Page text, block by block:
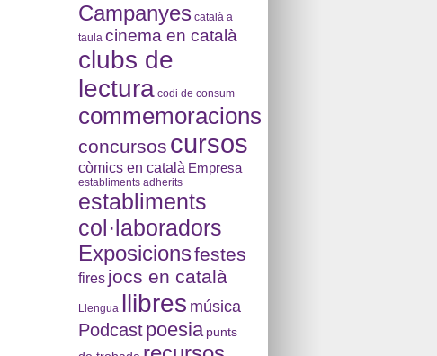
Campanyes català a
taula cinema en català
clubs de
lectura codi de consum
commemoracions
concursos cursos
còmics en català Empresa
establiments adherits
establiments
col·laboradors
Exposicionsfestes
fires jocs en català
Llengua llibres música
Podcast poesia punts